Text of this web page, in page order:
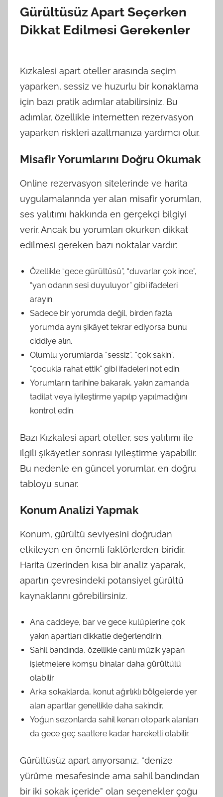
Gürültüsüz Apart Seçerken
Dikkat Edilmesi Gerekenler
Kızkalesi apart oteller arasında seçim
yaparken, sessiz ve huzurlu bir konaklama
için bazı pratik adımlar atabilirsiniz. Bu
adımlar, özellikle internetten rezervasyon
yaparken riskleri azaltmanıza yardımcı olur.
Misafir Yorumlarını Doğru Okumak
Online rezervasyon sitelerinde ve harita
uygulamalarında yer alan misafir yorumları,
ses yalıtımı hakkında en gerçekçi bilgiyi
verir. Ancak bu yorumları okurken dikkat
edilmesi gereken bazı noktalar vardır:
Özellikle “gece gürültüsü”, “duvarlar çok ince”,
“yan odanın sesi duyuluyor” gibi ifadeleri
arayın.
Sadece bir yorumda değil, birden fazla
yorumda aynı şikâyet tekrar ediyorsa bunu
ciddiye alın.
Olumlu yorumlarda “sessiz”, “çok sakin”,
“çocukla rahat ettik” gibi ifadeleri not edin.
Yorumların tarihine bakarak, yakın zamanda
tadilat veya iyileştirme yapılıp yapılmadığını
kontrol edin.
Bazı Kızkalesi apart oteller, ses yalıtımı ile
ilgili şikâyetler sonrası iyileştirme yapabilir.
Bu nedenle en güncel yorumlar, en doğru
tabloyu sunar.
Konum Analizi Yapmak
Konum, gürültü seviyesini doğrudan
etkileyen en önemli faktörlerden biridir.
Harita üzerinden kısa bir analiz yaparak,
apartın çevresindeki potansiyel gürültü
kaynaklarını görebilirsiniz.
Ana caddeye, bar ve gece kulüplerine çok
yakın apartları dikkatle değerlendirin.
Sahil bandında, özellikle canlı müzik yapan
işletmelere komşu binalar daha gürültülü
olabilir.
Arka sokaklarda, konut ağırlıklı bölgelerde yer
alan apartlar genellikle daha sakindir.
Yoğun sezonlarda sahil kenarı otopark alanları
da gece geç saatlere kadar hareketli olabilir.
Gürültüsüz apart arıyorsanız, “denize
yürüme mesafesinde ama sahil bandından
bir iki sokak içeride” olan seçenekler çoğu